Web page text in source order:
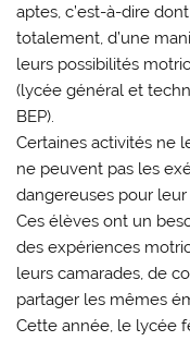
aptes, c’est-à-dire
totalement, d’une
leurs possibilités
(lycée général et
BEP).
Certaines activités ne
ne peuvent pas les
dangereuses pour leur
Ces élèves ont un
des expériences
leurs camarades, de
partager les mêmes
Cette année, le lycée